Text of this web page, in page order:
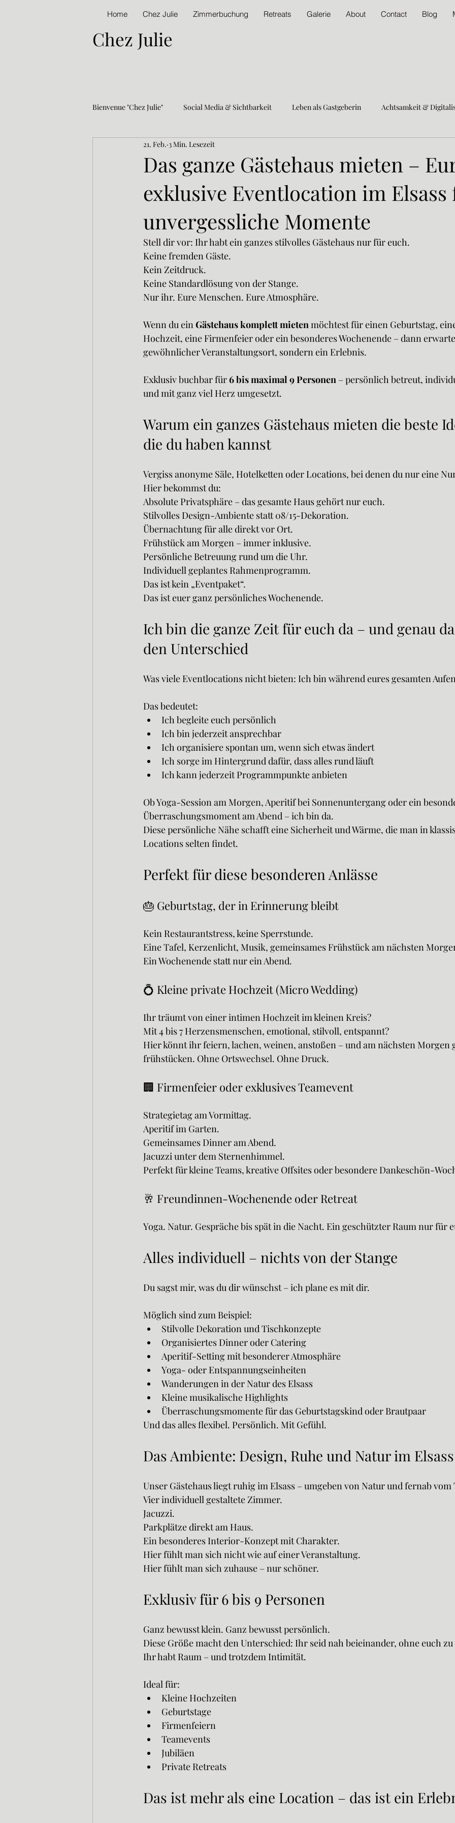
Home Chez Julie Zimmerbuchung Retreats Galerie About Contact Blog
Chez Julie
Bienvenue "Chez Julie" Social Media & Sichtbarkeit Leben als Gastgeberin Achtsamkeit &
Hinter den Kulissen Umgang mit Sexismus
• umweltfreundliches B&B Frankreich Urlaub im Elsass nachhaltig Unternehmungen im Elsass
Sehenswürdigkeiten im Elsass Chez Julie Sparsbach Urlaub im Elsass
Fine Dining Elsass Bewusst reisen
Boutique Guesthouse Philosophy Diversity & Human Connection Gastgeberin Tagebuch
Das ganze Gästehaus mieten –
exklusive Eventlocation im Elsass
unvergessliche Momente
21. Feb. 3 Min. Lesezeit
Stell dir vor: Ihr habt ein ganzes stilvolles Gästehaus nur für euch.
Keine fremden Gäste.
Kein Zeitdruck.
Keine Standardlösung von der Stange.
Nur ihr. Eure Menschen. Eure Atmosphäre.
Wenn du ein Gästehaus komplett mieten möchtest für einen Geburtstag,
Hochzeit, eine Firmenfeier oder ein besonderes Wochenende – dann
gewöhnlicher Veranstaltungsort, sondern ein Erlebnis.
Exklusiv buchbar für 6 bis maximal 9 Personen – persönlich betreut,
und mit ganz viel Herz umgesetzt.
Warum ein ganzes Gästehaus mieten die beste
die du haben kannst
Vergiss anonyme Säle, Hotelketten oder Locations, bei denen du nur eine
Hier bekommst du:
Absolute Privatsphäre – das gesamte Haus gehört nur euch.
Stilvolles Design-Ambiente statt 08/15-Dekoration.
Übernachtung für alle direkt vor Ort.
Frühstück am Morgen – immer inklusive.
Persönliche Betreuung rund um die Uhr.
Individuell geplantes Rahmenprogramm.
Das ist kein „Eventpaket“.
Das ist euer ganz persönliches Wochenende.
Ich bin die ganze Zeit für euch da – und genau
den Unterschied
Was viele Eventlocations nicht bieten: Ich bin während eures gesamten
Das bedeutet:
Ich begleite euch persönlich
Ich bin jederzeit ansprechbar
Ich organisiere spontan um, wenn sich etwas ändert
Ich sorge im Hintergrund dafür, dass alles rund läuft
Ich kann jederzeit Programmpunkte anbieten
Ob Yoga-Session am Morgen, Aperitif bei Sonnenuntergang oder ein
Überraschungsmoment am Abend – ich bin da.
Diese persönliche Nähe schafft eine Sicherheit und Wärme, die man in
Locations selten findet.
Perfekt für diese besonderen Anlässe
🎂 Geburtstag, der in Erinnerung bleibt
Kein Restaurantstress, keine Sperrstunde.
Eine Tafel, Kerzenlicht, Musik, gemeinsames Frühstück am nächsten
Ein Wochenende statt nur ein Abend.
💍 Kleine private Hochzeit (Micro Wedding)
Ihr träumt von einer intimen Hochzeit im kleinen Kreis?
Mit 4 bis 7 Herzensmenschen, emotional, stilvoll, entspannt?
Hier könnt ihr feiern, lachen, weinen, anstoßen – und am nächsten Morgen
frühstücken. Ohne Ortswechsel. Ohne Druck.
🏢 Firmenfeier oder exklusives Teamevent
Strategietag am Vormittag.
Aperitif im Garten.
Gemeinsames Dinner am Abend.
Jacuzzi unter dem Sternenhimmel.
Perfekt für kleine Teams, kreative Offsites oder besondere Dankeschön-
🥂 Freundinnen-Wochenende oder Retreat
Yoga. Natur. Gespräche bis spät in die Nacht. Ein geschützter Raum nur für
Alles individuell – nichts von der Stange
Du sagst mir, was du dir wünschst – ich plane es mit dir.
Möglich sind zum Beispiel:
Stilvolle Dekoration und Tischkonzepte
Organisiertes Dinner oder Catering
Aperitif-Setting mit besonderer Atmosphäre
Yoga- oder Entspannungseinheiten
Wanderungen in der Natur des Elsass
Kleine musikalische Highlights
Überraschungsmomente für das Geburtstagskind oder Brautpaar
Und das alles flexibel. Persönlich. Mit Gefühl.
Das Ambiente: Design, Ruhe und Natur im Elsass
Unser Gästehaus liegt ruhig im Elsass – umgeben von Natur und fernab vom
Vier individuell gestaltete Zimmer.
Jacuzzi.
Parkplätze direkt am Haus.
Ein besonderes Interior-Konzept mit Charakter.
Hier fühlt man sich nicht wie auf einer Veranstaltung.
Hier fühlt man sich zuhause – nur schöner.
Exklusiv für 6 bis 9 Personen
Ganz bewusst klein. Ganz bewusst persönlich.
Diese Größe macht den Unterschied: Ihr seid nah beieinander, ohne euch
Ihr habt Raum – und trotzdem Intimität.
Ideal für:
Kleine Hochzeiten
Geburtstage
Firmenfeiern
Teamevents
Jubiläen
Private Retreats
Das ist mehr als eine Location – das ist ein